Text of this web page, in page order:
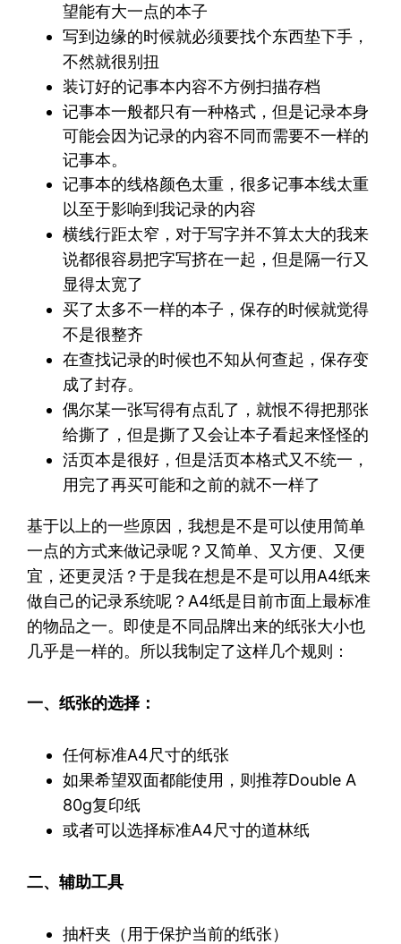
望能有大一点的本子
写到边缘的时候就必须要找个东西垫下手，
不然就很别扭
装订好的记事本内容不方例扫描存档
记事本一般都只有一种格式，但是记录本身
可能会因为记录的内容不同而需要不一样的
记事本。
记事本的线格颜色太重，很多记事本线太重
以至于影响到我记录的内容
横线行距太窄，对于写字并不算太大的我来
说都很容易把字写挤在一起，但是隔一行又
显得太宽了
买了太多不一样的本子，保存的时候就觉得
不是很整齐
在查找记录的时候也不知从何查起，保存变
成了封存。
偶尔某一张写得有点乱了，就恨不得把那张
给撕了，但是撕了又会让本子看起来怪怪的
活页本是很好，但是活页本格式又不统一，
用完了再买可能和之前的就不一样了
基于以上的一些原因，我想是不是可以使用简单
一点的方式来做记录呢？又简单、又方便、又便
宜，还更灵活？于是我在想是不是可以用A4纸来
做自己的记录系统呢？A4纸是目前市面上最标准
的物品之一。即使是不同品牌出来的纸张大小也
几乎是一样的。所以我制定了这样几个规则：
一、纸张的选择：
任何标准A4尺寸的纸张
如果希望双面都能使用，则推荐Double A
80g复印纸
或者可以选择标准A4尺寸的道林纸
二、辅助工具
抽杆夹（用于保护当前的纸张）